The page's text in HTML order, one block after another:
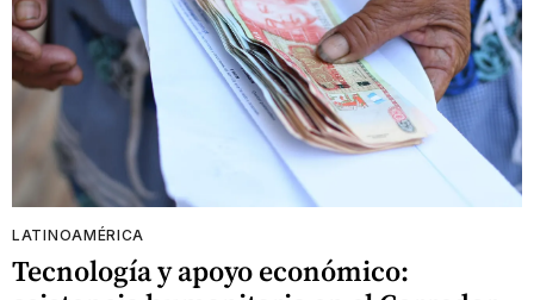
LATINOAMÉRICA
Tecnología y apoyo económico: